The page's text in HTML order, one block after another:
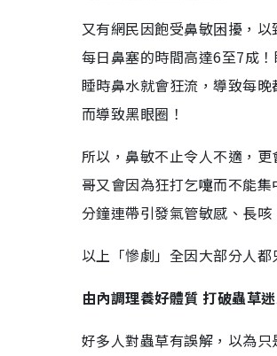
又有網民因飽受鼻敏困擾，
每日鼻塞的時間高達6至7成
睡時鼻水就會狂流，導致每
而導致黑眼圈！
所以，鼻敏不止令人不適，
哥又會因為狂打乞嚏而不能
分鐘連帶引發氣管敏感、長
以上「慘劇」全因大部分人
由內調理養好體質 打破蟲草
好多人對蟲草有誤解，以為